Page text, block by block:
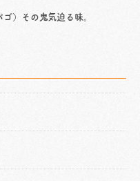
）その鬼気迫る味。